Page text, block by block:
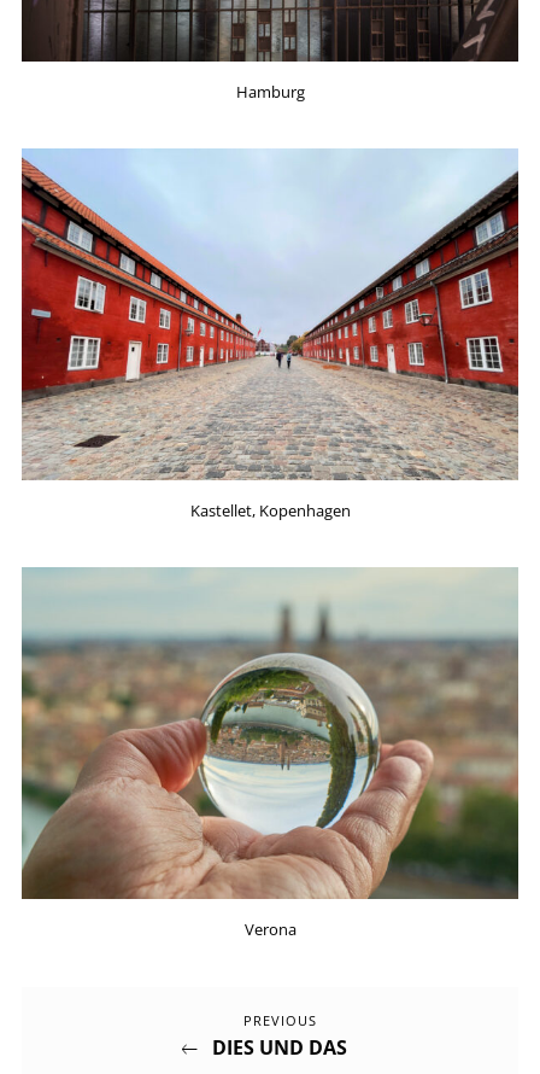
Hamburg
Kastellet, Kopenhagen
Verona
Beitragsnavigation
Previous
Post
PREVIOUS
DIES UND DAS